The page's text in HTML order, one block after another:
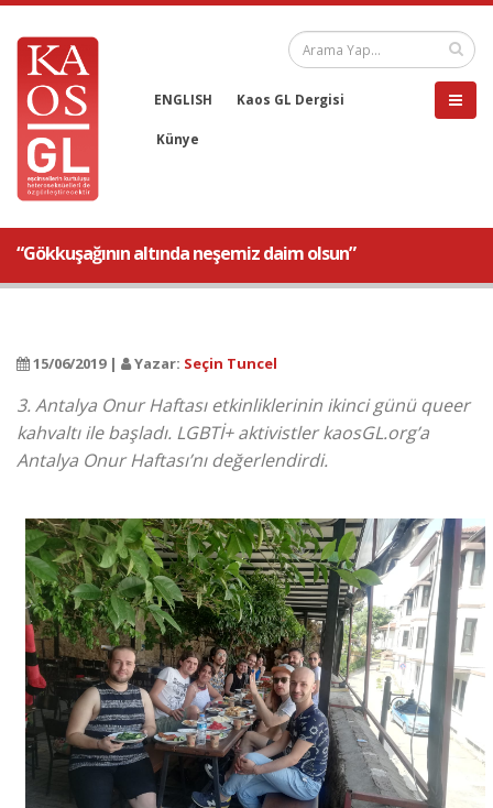
ENGLISH Kaos GL Dergisi
Künye
“Gökkuşağının altında neşemiz daim olsun”
15/06/2019 | Yazar: Seçin Tuncel
3. Antalya Onur Haftası etkinliklerinin ikinci günü queer
kahvaltı ile başladı. LGBTİ+ aktivistler kaosGL.org’a
Antalya Onur Haftası’nı değerlendirdi.